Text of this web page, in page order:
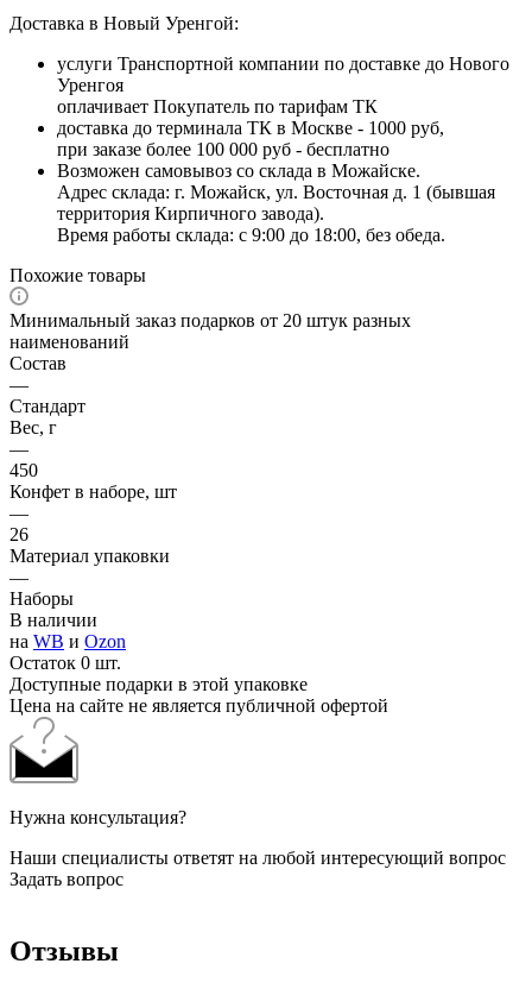
Доставка в Новый Уренгой:
услуги Транспортной компании по доставке до Нового
Уренгоя
оплачивает Покупатель по тарифам ТК
доставка до терминала ТК в Москве - 1000 руб,
при заказе более 100 000 руб - бесплатно
Возможен самовывоз со склада в Можайске.
Адрес склада: г. Можайск, ул. Восточная д. 1 (бывшая
территория Кирпичного завода).
Время работы склада: с 9:00 до 18:00, без обеда.
Похожие товары
Минимальный заказ подарков от 20 штук разных
наименований
Состав
—
Стандарт
Вес, г
—
450
Конфет в наборе, шт
—
26
Материал упаковки
—
Наборы
В наличии
на WB и Ozon
Остаток 0 шт.
Доступные подарки в этой упаковке
Цена на сайте не является публичной офертой
Нужна консультация?
Наши специалисты ответят на любой интересующий вопрос
Задать вопрос
Отзывы